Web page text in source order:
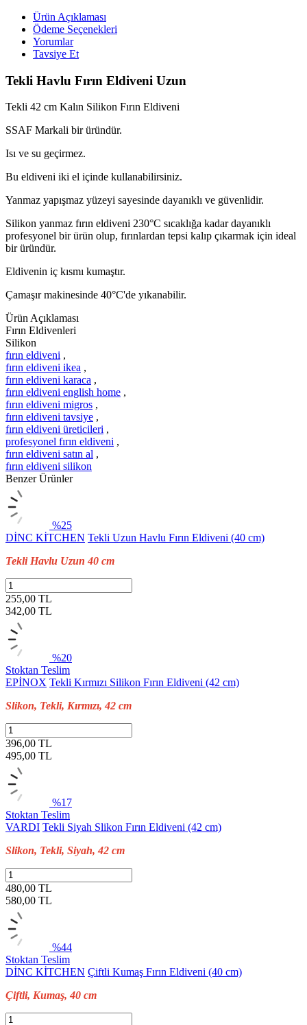
Ürün Açıklaması
Ödeme Seçenekleri
Yorumlar
Tavsiye Et
Tekli Havlu Fırın Eldiveni Uzun
Tekli 42 cm Kalın Silikon Fırın Eldiveni
SSAF Markali bir üründür.
Isı ve su geçirmez.
Bu eldiveni iki el içinde kullanabilirsiniz.
Yanmaz yapışmaz yüzeyi sayesinde dayanıklı ve güvenlidir.
Silikon yanmaz fırın eldiveni 230°C sıcaklığa kadar dayanıklı
profesyonel bir ürün olup, fırınlardan tepsi kalıp çıkarmak için ideal
bir üründür.
Eldivenin iç kısmı kumaştır.
Çamaşır makinesinde 40°C'de yıkanabilir.
Ürün Açıklaması
Fırın Eldivenleri
Silikon
fırın eldiveni ,
fırın eldiveni ikea ,
fırın eldiveni karaca ,
fırın eldiveni english home ,
fırın eldiveni migros ,
fırın eldiveni tavsiye ,
fırın eldiveni üreticileri ,
profesyonel fırın eldiveni ,
fırın eldiveni satın al ,
fırın eldiveni silikon
Benzer Ürünler
%25
DİNC KİTCHEN Tekli Uzun Havlu Fırın Eldiveni (40 cm)
Tekli Havlu Uzun 40 cm
255,00 TL
342,00 TL
%20
Stoktan Teslim
EPİNOX Tekli Kırmızı Silikon Fırın Eldiveni (42 cm)
Slikon, Tekli, Kırmızı, 42 cm
396,00 TL
495,00 TL
%17
Stoktan Teslim
VARDI Tekli Siyah Slikon Fırın Eldiveni (42 cm)
Slikon, Tekli, Siyah, 42 cm
480,00 TL
580,00 TL
%44
Stoktan Teslim
DİNC KİTCHEN Çiftli Kumaş Fırın Eldiveni (40 cm)
Çiftli, Kumaş, 40 cm